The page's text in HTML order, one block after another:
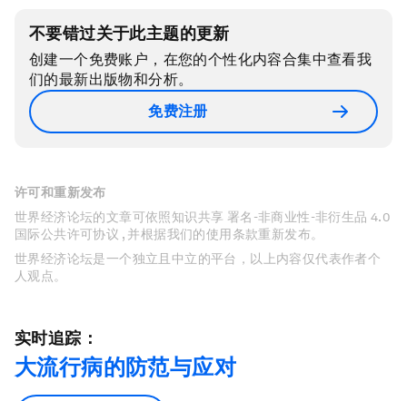
不要错过关于此主题的更新
创建一个免费账户，在您的个性化内容合集中查看我
们的最新出版物和分析。
免费注册
许可和重新发布
世界经济论坛的文章可依照知识共享 署名-非商业性-非衍生品 4.0
国际公共许可协议 , 并根据我们的使用条款重新发布。
世界经济论坛是一个独立且中立的平台，以上内容仅代表作者个
人观点。
实时追踪：
大流行病的防范与应对